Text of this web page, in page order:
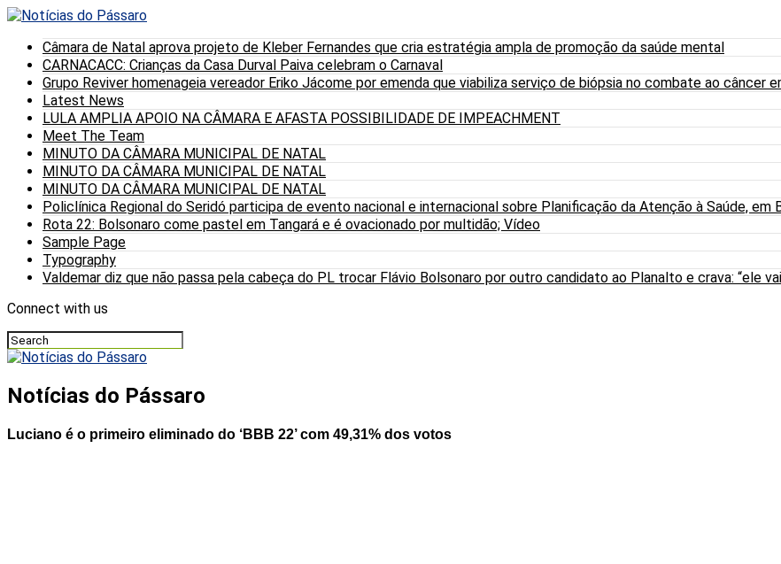
Câmara de Natal aprova projeto de Kleber Fernandes que cria estratégia ampla de promoção da saúde mental
CARNACACC: Crianças da Casa Durval Paiva celebram o Carnaval
Grupo Reviver homenageia vereador Eriko Jácome por emenda que viabiliza serviço de biópsia no combate ao câncer
Latest News
LULA AMPLIA APOIO NA CÂMARA E AFASTA POSSIBILIDADE DE IMPEACHMENT
Meet The Team
MINUTO DA CÂMARA MUNICIPAL DE NATAL
MINUTO DA CÂMARA MUNICIPAL DE NATAL
MINUTO DA CÂMARA MUNICIPAL DE NATAL
Policlínica Regional do Seridó participa de evento nacional e internacional sobre Planificação da Atenção à Saúde, em
Rota 22: Bolsonaro come pastel em Tangará e é ovacionado por multidão; Vídeo
Sample Page
Typography
Valdemar diz que não passa pela cabeça do PL trocar Flávio Bolsonaro por outro candidato ao Planalto e crava: “ele
Connect with us
Notícias do Pássaro
Luciano é o primeiro eliminado do ‘BBB 22’ com 49,31% dos votos